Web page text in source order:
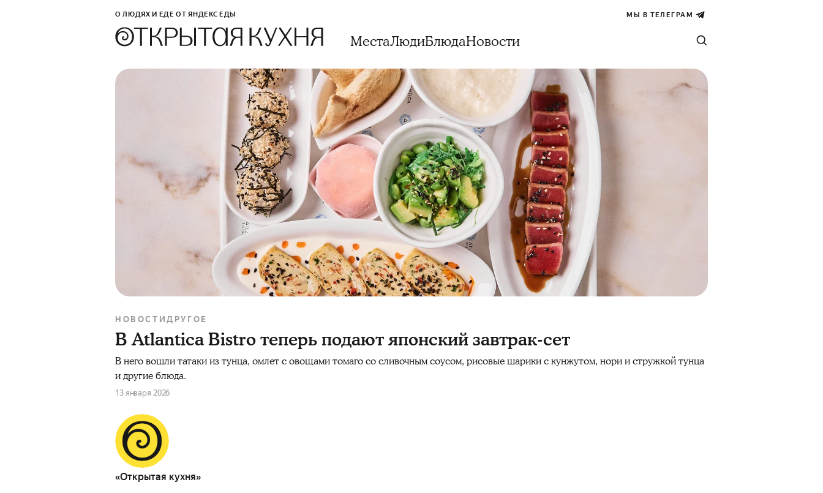
О ЛЮДЯХ И ЕДЕ ОТ ЯНДЕКС ЕДЫ МЫ В ТЕЛЕГРАМ
МестаЛюдиБлюдаНовости
НОВОСТИДРУГОЕ
В Atlantica Bistro теперь подают японский завтрак-сет
В него вошли татаки из тунца, омлет с овощами томаго со сливочным соусом, рисовые шарики с кунжутом, нори и стружкой тунца
и другие блюда.
13 января 2026
«Открытая кухня»